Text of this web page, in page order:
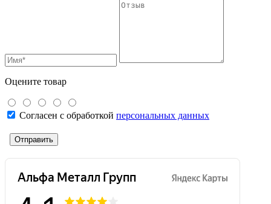
Оцените товар
Согласен с обработкой персональных данных
Отправить